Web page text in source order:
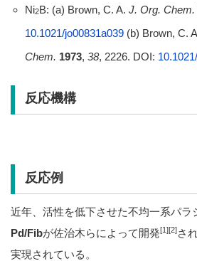
Ni2B: (a) Brown, C. A. J. Org. Chem.
10.1021/jo00831a039(b) Brown, C.
Chem. 1973, 38, 2226. DOI:
反応機構
反応例
近年、活性を低下させた不均一系パラ
Pd/Fibが佐治木らによって開発[1][2] さ
実現されている。